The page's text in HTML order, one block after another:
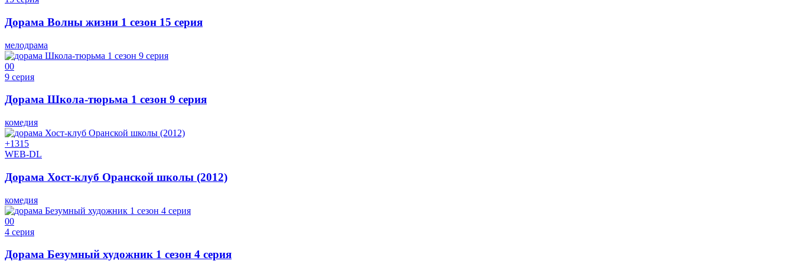
Дорама Волны жизни 1 сезон 15 серия
мелодрама
00
9 серия
Дорама Школа-тюрьма 1 сезон 9 серия
комедия
+1315
WEB-DL
Дорама Хост-клуб Оранской школы (2012)
комедия
00
4 серия
Дорама Безумный художник 1 сезон 4 серия